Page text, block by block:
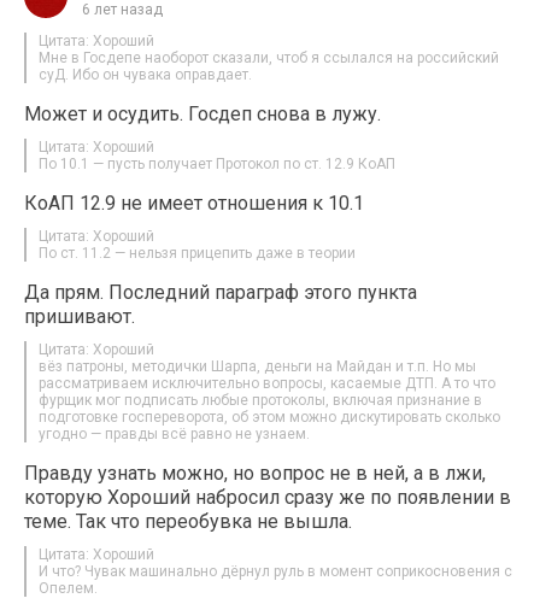
6 лет назад
Цитата: Хороший
Мне в Госдепе наоборот сказали, чтоб я ссылался на российский
суД. Ибо он чувака оправдает.
Может и осудить. Госдеп снова в лужу.
Цитата: Хороший
По 10.1 — пусть получает Протокол по ст. 12.9 КоАП
КоАП 12.9 не имеет отношения к 10.1
Цитата: Хороший
По ст. 11.2 — нельзя прицепить даже в теории
Да прям. Последний параграф этого пункта
пришивают.
Цитата: Хороший
вёз патроны, методички Шарпа, деньги на Майдан и т.п. Но мы
рассматриваем исключительно вопросы, касаемые ДТП. А то что
фурщик мог подписать любые протоколы, включая признание в
подготовке госпереворота, об этом можно дискутировать сколько
угодно — правды всё равно не узнаем.
Правду узнать можно, но вопрос не в ней, а в лжи,
которую Хороший набросил сразу же по появлении в
теме. Так что переобувка не вышла.
Цитата: Хороший
И что? Чувак машинально дёрнул руль в момент соприкосновения с
Опелем.